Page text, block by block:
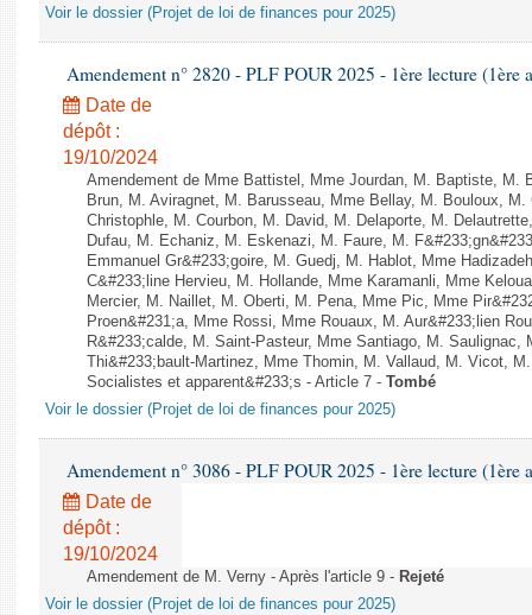
Voir le dossier (Projet de loi de finances pour 2025)
Amendement n° 2820 - PLF POUR 2025 - 1ère lecture (1ère
Date de
dépôt :
19/10/2024
Amendement de Mme Battistel, Mme Jourdan, M. Baptiste, M.
Brun, M. Aviragnet, M. Barusseau, Mme Bellay, M. Bouloux,
Christophle, M. Courbon, M. David, M. Delaporte, M.
Dufau, M. Echaniz, M. Eskenazi, M. Faure, M.
Emmanuel Gr&#233;goire, M. Guedj, M. Hablot, Mme
C&#233;line Hervieu, M. Hollande, Mme Karamanli, Mme
Mercier, M. Naillet, M. Oberti, M. Pena, Mme Pic, Mme
Proen&#231;a, Mme Rossi, Mme Rouaux, M. Aur&#233;lien
R&#233;calde, M. Saint-Pasteur, Mme Santiago, M. Saulignac,
Thi&#233;bault-Martinez, Mme Thomin, M. Vallaud, M. Vicot,
Socialistes et apparent&#233;s - Article 7 - Tombé
Voir le dossier (Projet de loi de finances pour 2025)
Amendement n° 3086 - PLF POUR 2025 - 1ère lecture (1ère
Date de
dépôt :
19/10/2024
Amendement de M. Verny - Après l'article 9 - Rejeté
Voir le dossier (Projet de loi de finances pour 2025)